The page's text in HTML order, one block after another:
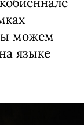
можем
языке